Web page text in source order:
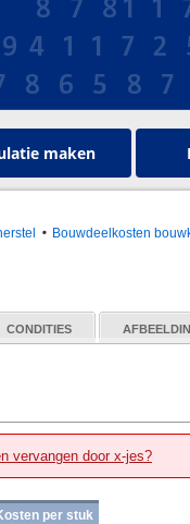
maken
Bouwdeelkosten
CONDITIES
vervangen door x-jes?
per stuk